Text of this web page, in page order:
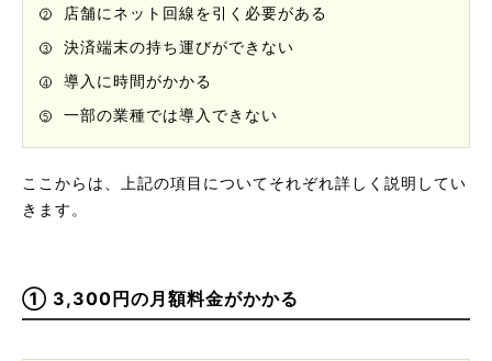
店舗にネット回線を引く必要がある
決済端末の持ち運びができない
導入に時間がかかる
一部の業種では導入できない
ここからは、上記の項目についてそれぞれ詳しく説明してい
きます。
① 3,300円の月額料金がかかる